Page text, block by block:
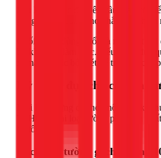
Sau khi lỗ đục đạt yêu cầu, bạn có
gọt giũa các cạnh cho phẳng và
Cuối cùng, dùng chổi và máy hút bụi
bộ khu vực làm việc. Nếu có lỡ đục
xi măng hoặc bột trét để trám lại các
Kỹ thuật đục cho các loại
Mỗi loại tường đòi hỏi một chút kỹ
TPHCM, hai loại tường phổ biến
bê tông.
Cách đục tường gạch (tường